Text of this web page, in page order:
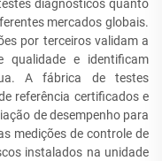
diagnósticos quanto
mercados globais.
por terceiros validam a
qualidade e identificam
A fábrica de testes
referência certificados e
de desempenho para
medições de controle de
instalados na unidade